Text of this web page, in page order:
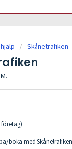
Skånetrafiken
boka med Skånetrafiken